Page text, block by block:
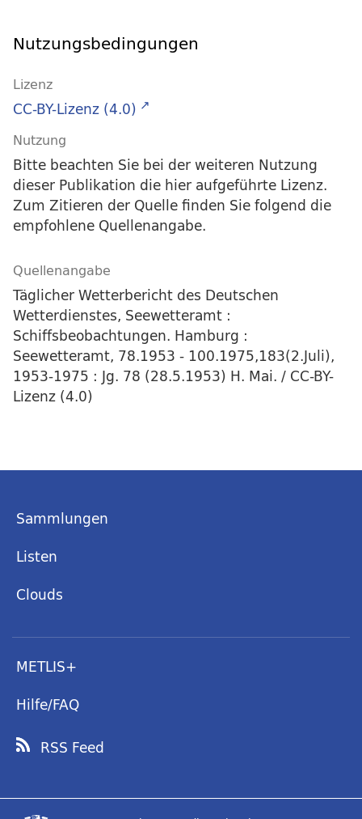
Nutzungsbedingungen
Lizenz
CC-BY-Lizenz (4.0)
Nutzung
Bitte beachten Sie bei der weiteren Nutzung
dieser Publikation die hier aufgeführte Lizenz.
Zum Zitieren der Quelle finden Sie folgend die
empfohlene Quellenangabe.
Quellenangabe
Täglicher Wetterbericht des Deutschen
Wetterdienstes, Seewetteramt :
Schiffsbeobachtungen. Hamburg :
Seewetteramt, 78.1953 - 100.1975,183(2.Juli),
1953-1975 : Jg. 78 (28.5.1953) H. Mai. / CC-BY-
Lizenz (4.0)
Sammlungen
Listen
Clouds
METLIS+
Hilfe/FAQ
RSS Feed